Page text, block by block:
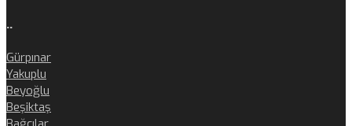
..
Gürpınar
Yakuplu
Beyoğlu
Beşiktaş